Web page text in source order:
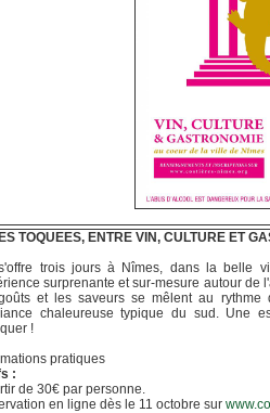
TOQUEES, ENTRE VIN, CULTURE ET
trois jours à Nîmes, dans la belle
surprenante et sur-mesure autour de
et les saveurs se mêlent au rythme
chaleureuse typique du sud. Une
!
pratiques
:
de 30€ par personne.
en ligne dès le 11 octobre sur